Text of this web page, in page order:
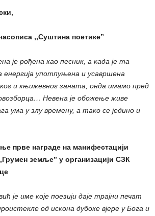
,,Суштина поетике”
је рођена као песник, а када је та
енергија употпуњена и усавршена
и књижевног заната, онда имамо пред
Невена је обожење живе
ума у злу времену, а тако се једино и
прве награде на манифестацији
земље” у организацији СЗК
је име које поезији даје трајни печат
од искона дубоке вјере у Бога и